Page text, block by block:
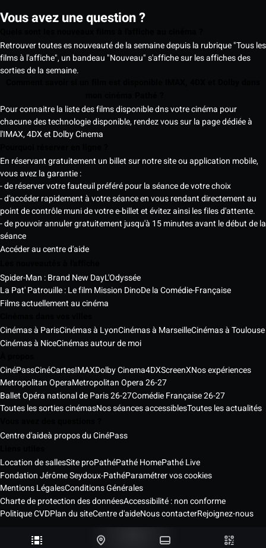
Vous avez une question ?
Retrouver toutes es nouveauté de la semaine depuis la rubrique "Tous les
films à l'affiche", un bandeau "Nouveau" s'affiche sur les affiches des
sorties de la semaine.
Pour connaitre la liste des films disponible dns votre cinéma pour
chacune des technologie disponible, rendez vous sur la page dédiée à
l'IMAX, 4DX et Dolby Cinema
En réservant gratuitement un billet sur notre site ou application mobile,
vous avez la garantie :
- de réserver votre fauteuil préféré pour la séance de votre choix
- d'accéder rapidement à votre séance en vous rendant directement au
point de contrôle muni de votre e-billet et évitez ainsi les files d'attente.
- de pouvoir annuler gratuitement jusqu'à 15 minutes avant le début de la
séance
Accéder au centre d'aide
Spider-Man : Brand New DayL'Odyssée
La Pat' Patrouille : Le film Mission DinoDe la Comédie-Française
Films actuellement au cinéma
Cinémas à ParisCinémas à LyonCinémas à MarseilleCinémas à Toulouse
Cinémas à NiceCinémas autour de moi
CinéPassCinéCartesIMAXDolby Cinema4DXScreenXNos expériences
Metropolitan OperaMetropolitan Opera 26-27
Ballet Opéra national de Paris 26-27Comédie Française 26-27
Toutes les sorties cinémasNos séances accessiblesToutes les actualités
Centre d'aideà propos du CinéPass
Location de sallesSite proPathéPathé HomePathé Live
Fondation Jérôme Seydoux-PathéParamétrer vos cookies
Mentions LégalesConditions Générales
Charte de protection des donnéesAccessibilité : non conforme
Politique CVDPlan du siteCentre d'aideNous contacterRejoignez-nous
Pathé Cinémas Services © 2026